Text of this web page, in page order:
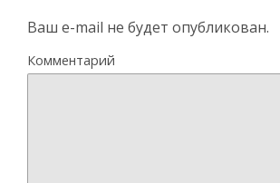
Ваш e-mail не будет опубликован.
Комментарий